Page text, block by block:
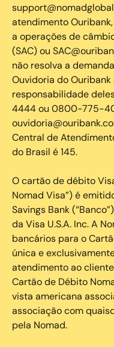
atendimento
a operações de
(SAC) ou
não resolva a
Ouvidoria do
responsabilidade
4444 ou 0800-775-
Central de
do Brasil é 145.
O cartão de débito
Nomad Visa”) é
Savings Bank
da Visa U.S.A. Inc. A
bancários para o
única e
atendimento ao
Cartão de Débito
vista americana
associação com
pela Nomad.